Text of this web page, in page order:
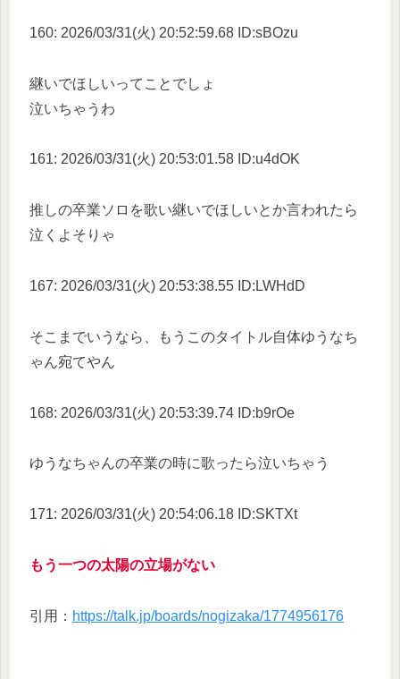
160: 2026/03/31(火) 20:52:59.68 ID:sBOzu
継いでほしいってことでしょ
泣いちゃうわ
161: 2026/03/31(火) 20:53:01.58 ID:u4dOK
推しの卒業ソロを歌い継いでほしいとか言われたら
泣くよそりゃ
167: 2026/03/31(火) 20:53:38.55 ID:LWHdD
そこまでいうなら、もうこのタイトル自体ゆうなち
ゃん宛てやん
168: 2026/03/31(火) 20:53:39.74 ID:b9rOe
ゆうなちゃんの卒業の時に歌ったら泣いちゃう
171: 2026/03/31(火) 20:54:06.18 ID:SKTXt
もう一つの太陽の立場がない
引用： https://talk.jp/boards/nogizaka/1774956176